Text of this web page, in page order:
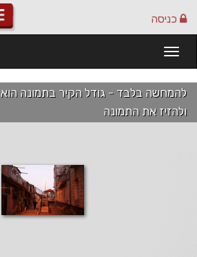
כניסה
ולהזיז את התמונה